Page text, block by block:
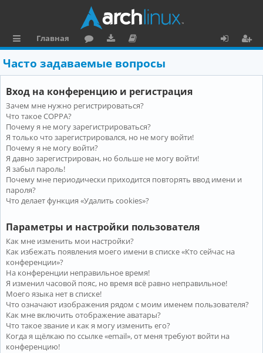
ы
л
к
и
Главная
ру
м
ру
зк
и
ку
м
е
н
та
ц
и
я
о
и
Часто задаваемые вопросы
Вход на конференцию и регистрация
Зачем мне нужно регистрироваться?
Что такое COPPA?
Почему я не могу зарегистрироваться?
Я только что зарегистрировался, но не могу войти!
Почему я не могу войти?
Я давно зарегистрирован, но больше не могу войти!
Я забыл пароль!
Почему мне периодически приходится повторять ввод имени и
пароля?
Что делает функция «Удалить cookies»?
Параметры и настройки пользователя
Как мне изменить мои настройки?
Как избежать появления моего имени в списке «Кто сейчас на
конференции»?
На конференции неправильное время!
Я изменил часовой пояс, но время всё равно неправильное!
Моего языка нет в списке!
Что означают изображения рядом с моим именем пользователя?
Как мне включить отображение аватары?
Что такое звание и как я могу изменить его?
Когда я щёлкаю по ссылке «email», от меня требуют войти на
конференцию!